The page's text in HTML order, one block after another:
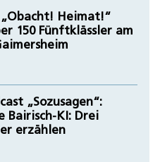
Heimat!“
150 Fünftklässler am
„Sozusagen“:
Bairisch-KI: Drei
erzählen